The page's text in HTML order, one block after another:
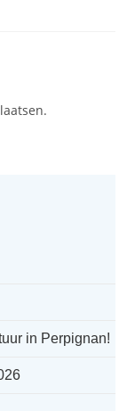
in Perpignan!